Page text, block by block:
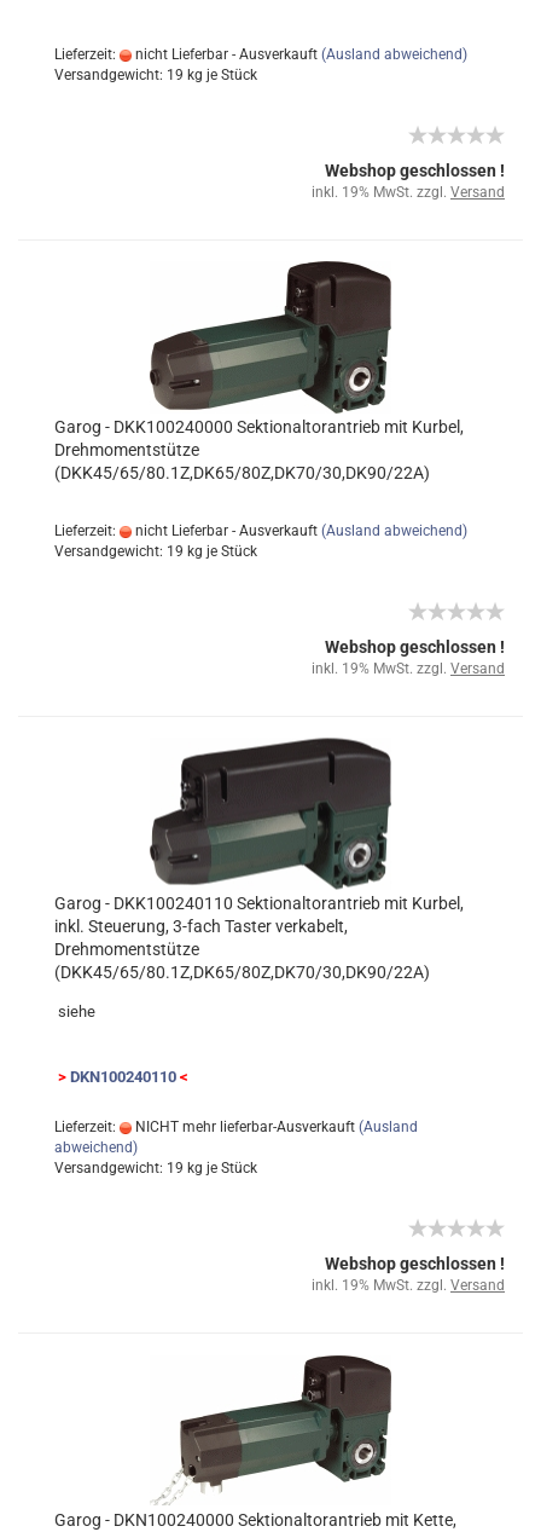
Lieferzeit: nicht Lieferbar - Ausverkauft (Ausland abweichend)
Versandgewicht: 19 kg je Stück
Webshop geschlossen !
inkl. 19% MwSt. zzgl. Versand
Garog - DKK100240000 Sektionaltorantrieb mit Kurbel,
Drehmomentstütze
(DKK45/65/80.1Z,DK65/80Z,DK70/30,DK90/22A)
Lieferzeit: nicht Lieferbar - Ausverkauft (Ausland abweichend)
Versandgewicht: 19 kg je Stück
Webshop geschlossen !
inkl. 19% MwSt. zzgl. Versand
Garog - DKK100240110 Sektionaltorantrieb mit Kurbel,
inkl. Steuerung, 3-fach Taster verkabelt,
Drehmomentstütze
(DKK45/65/80.1Z,DK65/80Z,DK70/30,DK90/22A)
siehe
> DKN100240110 <
Lieferzeit: NICHT mehr lieferbar-Ausverkauft (Ausland
abweichend)
Versandgewicht: 19 kg je Stück
Webshop geschlossen !
inkl. 19% MwSt. zzgl. Versand
Garog - DKN100240000 Sektionaltorantrieb mit Kette,